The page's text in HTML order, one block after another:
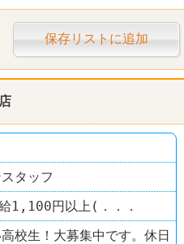
勤可
ン CoCo壱番屋
保存リストに追加
タッフ
1,100円以上(．．．
校生！大募集中です。休日